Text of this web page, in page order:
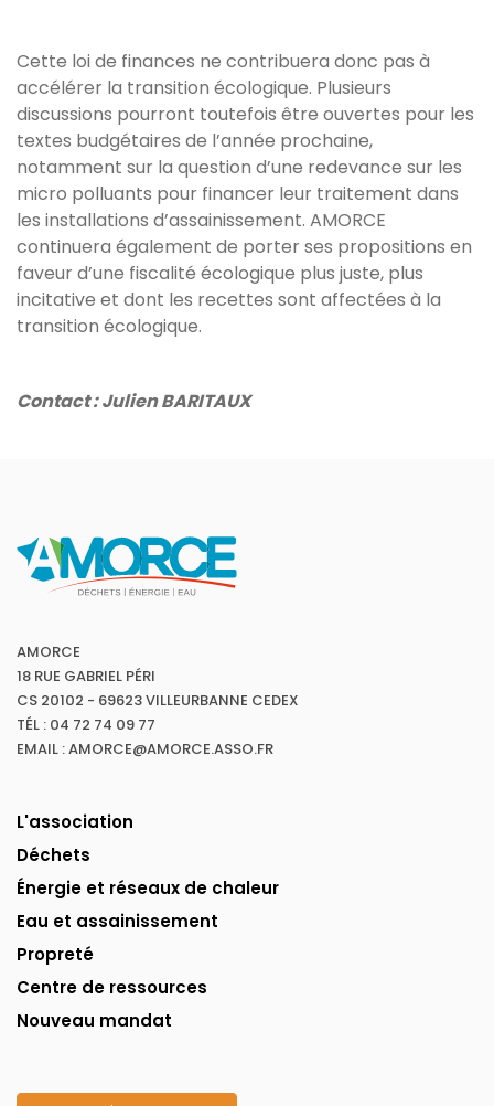
Cette loi de finances ne contribuera donc pas à
accélérer la transition écologique. Plusieurs
discussions pourront toutefois être ouvertes pour les
textes budgétaires de l’année prochaine,
notamment sur la question d’une redevance sur les
micro polluants pour financer leur traitement dans
les installations d’assainissement. AMORCE
continuera également de porter ses propositions en
faveur d’une fiscalité écologique plus juste, plus
incitative et dont les recettes sont affectées à la
transition écologique.
Contact : Julien BARITAUX
AMORCE
18 RUE GABRIEL PÉRI
CS 20102 - 69623 VILLEURBANNE CEDEX
TÉL : 04 72 74 09 77
EMAIL : AMORCE@AMORCE.ASSO.FR
L'association
Déchets
Énergie et réseaux de chaleur
Eau et assainissement
Propreté
Centre de ressources
Nouveau mandat